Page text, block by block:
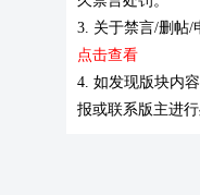
3. 关于禁言/删帖/
点击查看
4. 如发现版块内
报或联系版主进行